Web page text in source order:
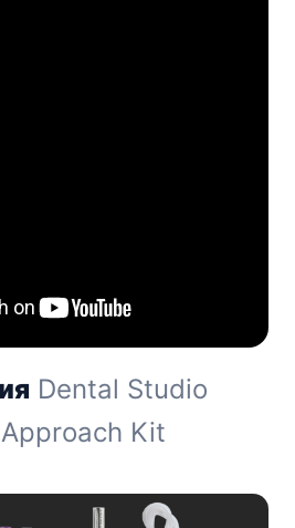
Dental Studio
Kit